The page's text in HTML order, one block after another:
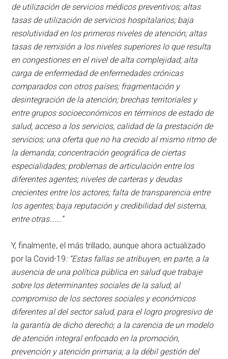
de utilización de servicios médicos preventivos; altas
tasas de utilización de servicios hospitalarios; baja
resolutividad en los primeros niveles de atención; altas
tasas de remisión a los niveles superiores lo que resulta
en congestiones en el nivel de alta complejidad; alta
carga de enfermedad de enfermedades crónicas
comparados con otros países; fragmentación y
desintegración de la atención; brechas territoriales y
entre grupos socioeconómicos en términos de estado de
salud, acceso a los servicios, calidad de la prestación de
servicios; una oferta que no ha crecido al mismo ritmo de
la demanda; concentración geográfica de ciertas
especialidades; problemas de articulación entre los
diferentes agentes; niveles de carteras y deudas
crecientes entre los actores; falta de transparencia entre
los agentes; baja reputación y credibilidad del sistema,
entre otras…….”
Y, finalmente, el más trillado, aunque ahora actualizado
por la Covid-19: “Estas fallas se atribuyen, en parte, a la
ausencia de una política pública en salud que trabaje
sobre los determinantes sociales de la salud; al
compromiso de los sectores sociales y económicos
diferentes al del sector salud, para el logro progresivo de
la garantía de dicho derecho; a la carencia de un modelo
de atención integral enfocado en la promoción,
prevención y atención primaria; a la débil gestión del